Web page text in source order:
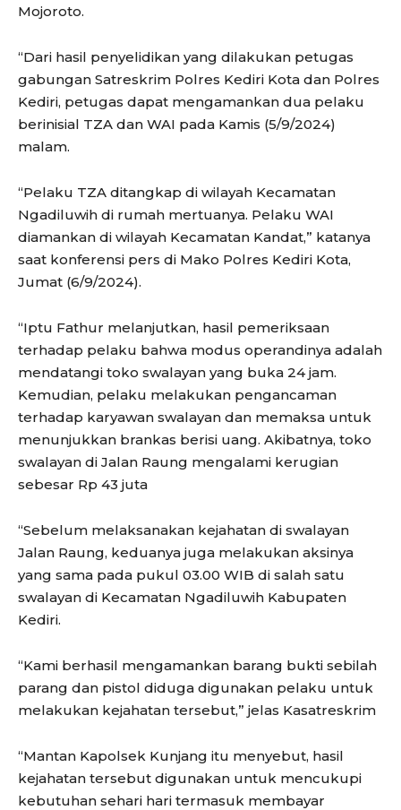
Mojoroto.
“Dari hasil penyelidikan yang dilakukan petugas
gabungan Satreskrim Polres Kediri Kota dan Polres
Kediri, petugas dapat mengamankan dua pelaku
berinisial TZA dan WAI pada Kamis (5/9/2024)
malam.
“Pelaku TZA ditangkap di wilayah Kecamatan
Ngadiluwih di rumah mertuanya. Pelaku WAI
diamankan di wilayah Kecamatan Kandat,” katanya
saat konferensi pers di Mako Polres Kediri Kota,
Jumat (6/9/2024).
“Iptu Fathur melanjutkan, hasil pemeriksaan
terhadap pelaku bahwa modus operandinya adalah
mendatangi toko swalayan yang buka 24 jam.
Kemudian, pelaku melakukan pengancaman
terhadap karyawan swalayan dan memaksa untuk
menunjukkan brankas berisi uang. Akibatnya, toko
swalayan di Jalan Raung mengalami kerugian
sebesar Rp 43 juta
“Sebelum melaksanakan kejahatan di swalayan
Jalan Raung, keduanya juga melakukan aksinya
yang sama pada pukul 03.00 WIB di salah satu
swalayan di Kecamatan Ngadiluwih Kabupaten
Kediri.
“Kami berhasil mengamankan barang bukti sebilah
parang dan pistol diduga digunakan pelaku untuk
melakukan kejahatan tersebut,” jelas Kasatreskrim
“Mantan Kapolsek Kunjang itu menyebut, hasil
kejahatan tersebut digunakan untuk mencukupi
kebutuhan sehari hari termasuk membayar